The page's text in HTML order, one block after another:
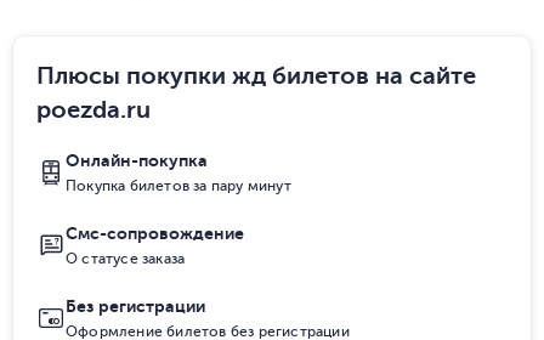
Плюсы покупки жд билетов на сайте
poezda.ru
Онлайн-покупка
Покупка билетов за пару минут
Смс-сопровождение
О статусе заказа
Без регистрации
Оформление билетов без регистрации